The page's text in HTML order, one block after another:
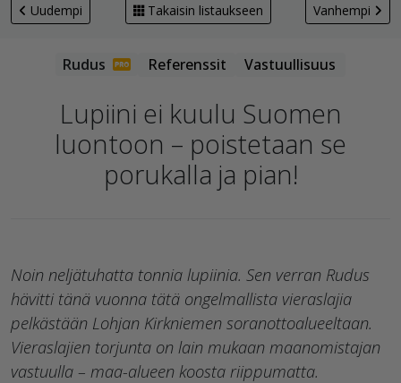
Uudempi Takaisin listaukseen Vanhempi
Referenssit Vastuullisuus
Lupiini ei kuulu Suomen
luontoon – poistetaan se
porukalla ja pian!
Noin neljätuhatta tonnia lupiinia. Sen verran Rudus
hävitti tänä vuonna tätä ongelmallista vieraslajia
pelkästään Lohjan Kirkniemen soranottoalueeltaan.
Vieraslajien torjunta on lain mukaan maanomistajan
vastuulla – maa-alueen koosta riippumatta.